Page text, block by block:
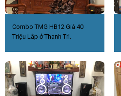
Combo TMG HB12 Giá 40
Triệu Lắp ở Thanh Trì.